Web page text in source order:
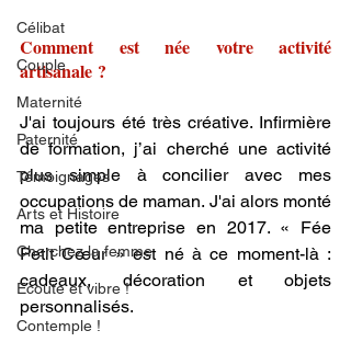
Célibat
Couple
Maternité
Paternité
Témoignages
Arts et Histoire
Cherchez la femme
Ecoute et vibre !
Contemple !
Comment est née votre activité
artisanale ?
J'ai toujours été très créative. Infirmière
de formation, j’ai cherché une activité
plus simple à concilier avec mes
occupations de maman. J'ai alors monté
ma petite entreprise en 2017. « Fée
Petit Cœur » est né à ce moment-là :
cadeaux, décoration et objets
personnalisés.